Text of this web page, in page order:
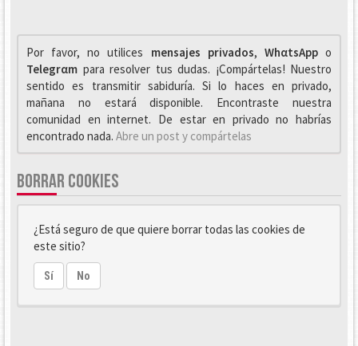
Por favor, no utilices mensajes privados, WhαtsAppo
Telegrαm para resolver tus dudas. ¡Compártelas! Nuestro
sentido es transmitir sabiduría. Si lo haces en privado,
mañana no estará disponible. Encontraste nuestra
comunidad en internet. De estar en privado no habrías
encontrado nada. Abre un post y compártelas
BORRAR COOKIES
¿Está seguro de que quiere borrar todas las cookies de
este sitio?
Sí No